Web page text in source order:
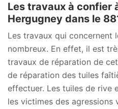
Les travaux à confier
Hergugney dans le
Les travaux qui concernent
nombreux. En effet, il est
travaux de réparation de
de réparation des tuiles
effectuer. Les tuiles de rive
les victimes des agressions